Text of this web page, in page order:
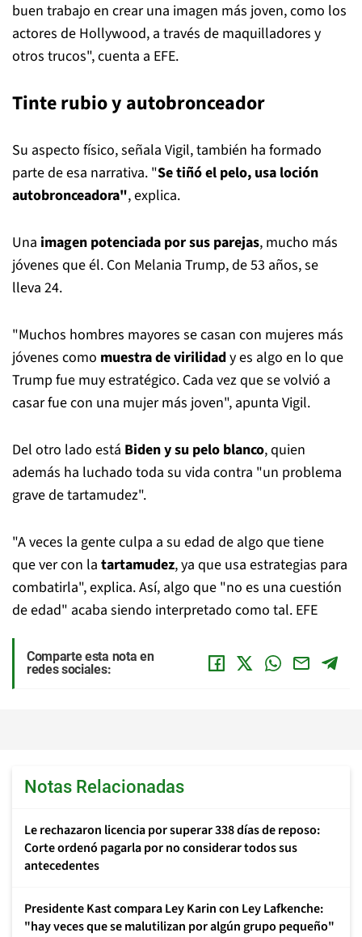
buen trabajo en crear una imagen más joven, como los
actores de Hollywood, a través de maquilladores y
otros trucos", cuenta a EFE.
Tinte rubio y autobronceador
Su aspecto físico, señala Vigil, también ha formado
parte de esa narrativa. "Se tiñó el pelo, usa loción
autobronceadora", explica.
Una imagen potenciada por sus parejas, mucho más
jóvenes que él. Con Melania Trump, de 53 años, se
lleva 24.
"Muchos hombres mayores se casan con mujeres más
jóvenes como muestra de virilidady es algo en lo que
Trump fue muy estratégico. Cada vez que se volvió a
casar fue con una mujer más joven", apunta Vigil.
Del otro lado está Biden y su pelo blanco, quien
además ha luchado toda su vida contra "un problema
grave de tartamudez".
"A veces la gente culpa a su edad de algo que tiene
que ver con la tartamudez, ya que usa estrategias para
combatirla", explica. Así, algo que "no es una cuestión
de edad" acaba siendo interpretado como tal. EFE
Comparte esta nota en
redes sociales:
Notas Relacionadas
Le rechazaron licencia por superar 338 días de reposo:
Corte ordenó pagarla por no considerar todos sus
antecedentes
Presidente Kast compara Ley Karin con Ley Lafkenche:
"hay veces que se malutilizan por algún grupo pequeño"